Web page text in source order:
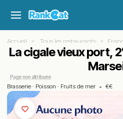
Accueil Tous les restaurants
La cigale vieux port,
Page non attribuée
Brasserie · Poisson · Fruits de mer • €€